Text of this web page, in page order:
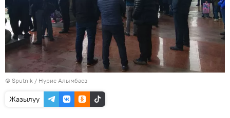
© Sputnik / Нурис Алымбаев
Жазылуу